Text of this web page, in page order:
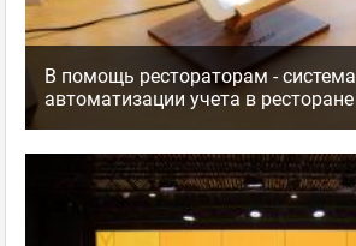
В помощь рестораторам - система
автоматизации учета в ресторане